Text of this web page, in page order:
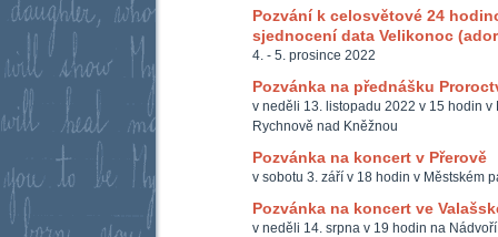
Pozvání k celosvětové 24
sjednocení data Velikonoc
4. - 5. prosince 2022
Pozvánka na přednášku
v neděli 13. listopadu 2022 v 15 hodin
Rychnově nad Kněžnou
Pozvánka na koncert v Přerově
v sobotu 3. září v 18 hodin v Městském
Pozvánka na koncert ve
v neděli 14. srpna v 19 hodin na